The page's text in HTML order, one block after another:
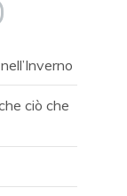
ciò che